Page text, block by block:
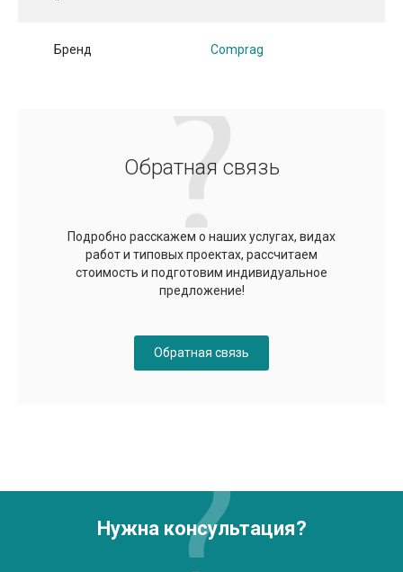
Бренд Comprag
Обратная связь
Подробно расскажем о наших услугах, видах
работ и типовых проектах, рассчитаем
стоимость и подготовим индивидуальное
предложение!
Обратная связь
Нужна консультация?